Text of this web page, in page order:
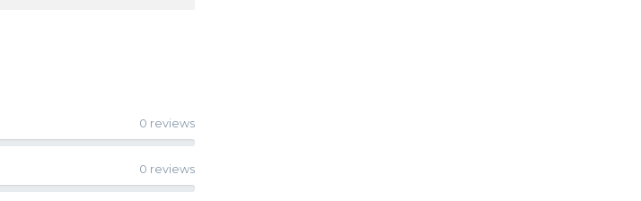
0 reviews
0 reviews